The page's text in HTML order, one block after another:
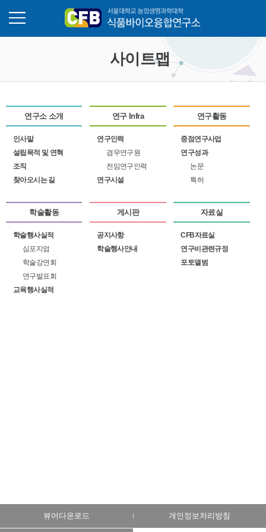
사이트맵
연구소 소개
인사말
설립목적 및 연혁
조직
찾아오시는 길
연구 Infra
연구인력
겸무연구원
전임연구인력
연구시설
연구활동
중점연구사업
연구성과
논문
특허
학술활동
학술행사실적
심포지엄
학술강연회
연구발표회
교육행사실적
게시판
공지사항
학술행사안내
자료실
CFB자료실
연구비관련규정
포토앨범
뷰어다운로드 개인정보처리방침